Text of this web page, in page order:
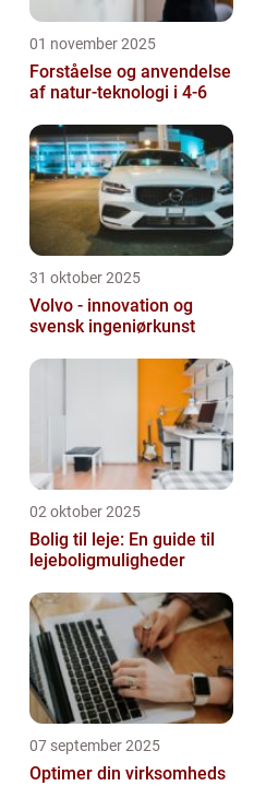
01 november 2025
Forståelse og anvendelse
af natur-teknologi i 4-6
31 oktober 2025
Volvo - innovation og
svensk ingeniørkunst
02 oktober 2025
Bolig til leje: En guide til
lejeboligmuligheder
07 september 2025
Optimer din virksomheds